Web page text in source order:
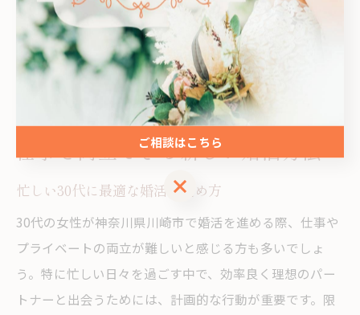
おくと安心です。失敗を恐れず、自分らしく振る舞うこ
とで、自然体の魅力が伝わりやすく、良いご縁に繋がる
可能性が高まります。
仕事と両立できる新しい婚活方法
忙しい30代に最適な婚活の進め方
30代の女性が神奈川県川崎市で婚活を進める際、仕事や
プライベートの両立が難しいと感じる方も多いでしょ
う。特に忙しい日々を過ごす中で、効率良く理想のパー
トナーと出会うためには、計画的な行動が重要です。限
ご相談はこちら
ご相談はこちら